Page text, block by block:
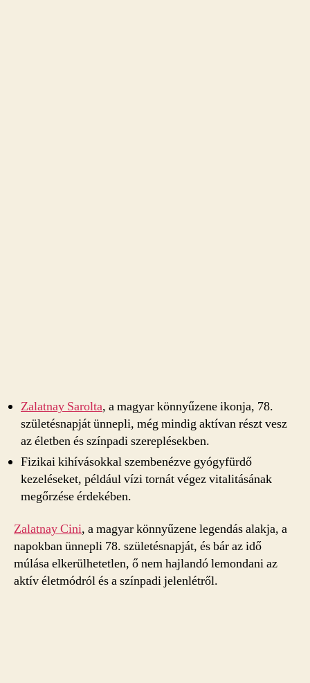
Zalatnay Sarolta, a magyar könnyűzene ikonja, 78.
születésnapját ünnepli, még mindig aktívan részt vesz
az életben és színpadi szereplésekben.
Fizikai kihívásokkal szembenézve gyógyfürdő
kezeléseket, például vízi tornát végez vitalitásának
megőrzése érdekében.
Zalatnay Cini, a magyar könnyűzene legendás alakja, a
napokban ünnepli 78. születésnapját, és bár az idő
múlása elkerülhetetlen, ő nem hajlandó lemondani az
aktív életmódról és a színpadi jelenlétről.